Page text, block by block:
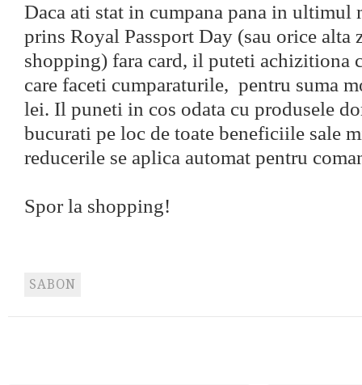
Daca ati stat in cumpana pana in ultimul
prins Royal Passport Day (sau orice alta
shopping) fara card, il puteti achizitiona
care faceti cumparaturile, pentru suma
lei. Il puneti in cos odata cu produsele
bucurati pe loc de toate beneficiile sale
reducerile se aplica automat pentru
Spor la shopping!
SABON